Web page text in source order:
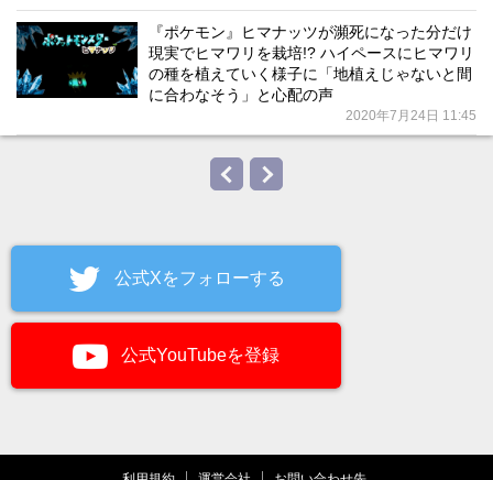
『ポケモン』ヒマナッツが瀕死になった分だけ
現実でヒマワリを栽培!? ハイペースにヒマワリ
の種を植えていく様子に「地植えじゃないと間
に合わなそう」と心配の声
2020年7月24日 11:45
公式Xをフォローする
公式YouTubeを登録